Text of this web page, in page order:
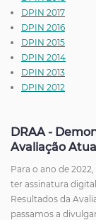
DPIN 2017
DPIN 2016
DPIN 2015
DPIN 2014
DPIN 2013
DPIN 2012
DRAA -
Avaliação
Para o ano de
ter assinatura
Resultados da
passamos a